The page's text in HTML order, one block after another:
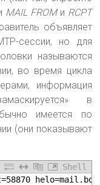
MAIL FROMи RCPT
объявляет
сессии, но для
называются
во время цикла
информация
в
имеется по
(они показывают
Shell